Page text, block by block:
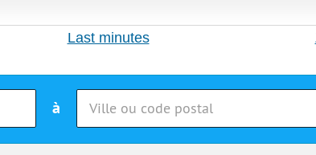
Last minutes
à